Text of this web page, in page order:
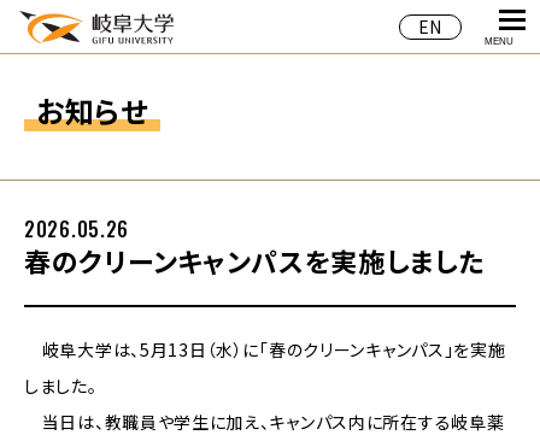
EN
MENU
お知らせ
春のクリーンキャンパスを実施しました
2026.05.26
岐阜大学は、5月13日（水）に「春のクリーンキャンパス」を実施
しました。
当日は、教職員や学生に加え、キャンパス内に所在する岐阜薬